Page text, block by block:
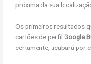
próxima da sua
Os primeiros resultados
cartões de perfilGoogle
certamente, acabará por